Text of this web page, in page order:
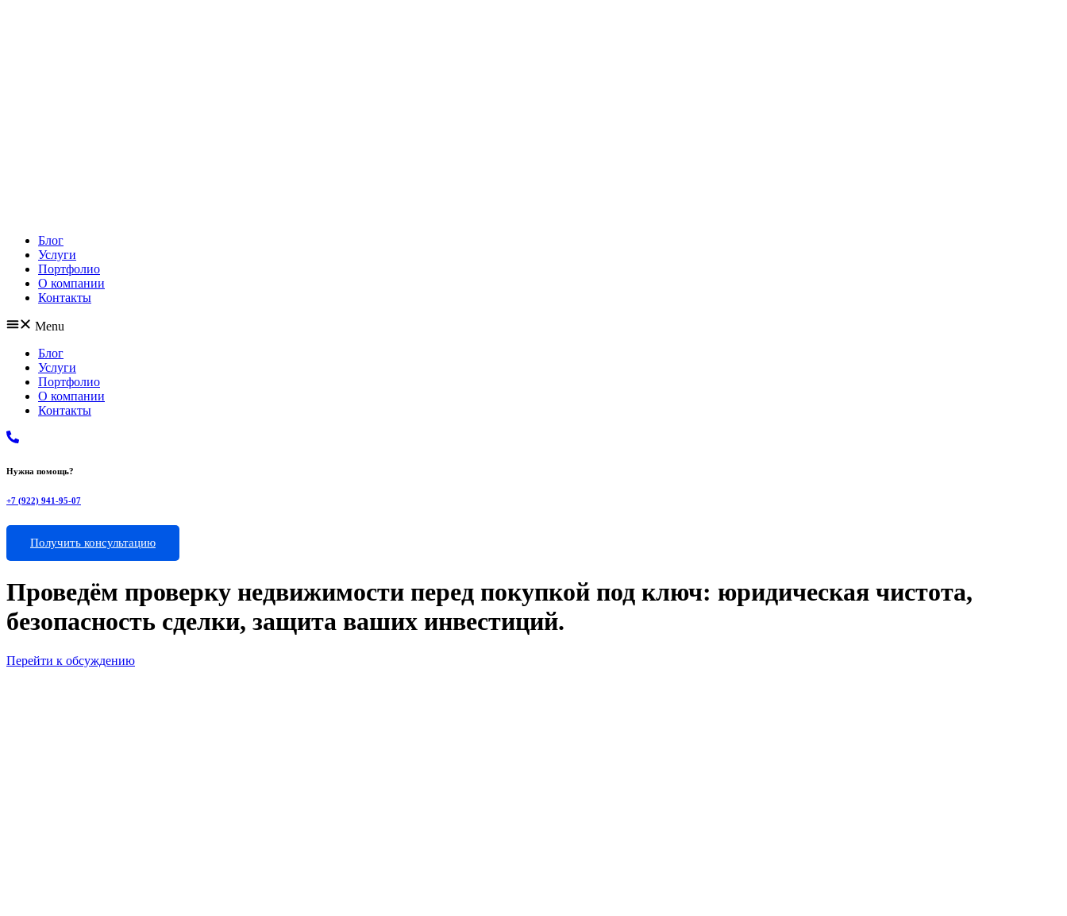
Блог
Услуги
Портфолио
О компании
Контакты
Menu
Блог
Услуги
Портфолио
О компании
Контакты
Нужна помощь?
+7 (922) 941-95-07
Получить консультацию
Проведём проверку недвижимости перед покупкой под ключ: юридическая чистота,
безопасность сделки, защита ваших инвестиций.
Перейти к обсуждению